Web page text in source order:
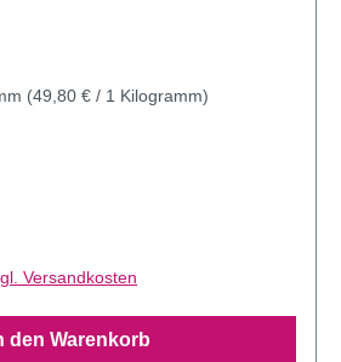
(49,80 € / 1 Kilogramm)
Versandkosten
den Warenkorb